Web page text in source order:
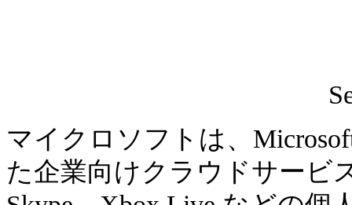
マイクロソフトは、
た企業向けクラウドサービ